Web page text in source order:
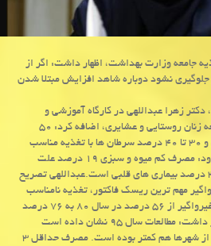
جامعه وزارت بهداشت، اظهار داشت: اگر از
نشود دوباره شاهد افزایش مبتلا شدن
زهرا عبداللهی در كارگاه آموزشی و
همایش ملی بهبود تغذیه در جامعه زنان روستایی و عشایری، اضافه كرد: ۵۰
درصد بیماری های قلبی و عروقی و ۳۰ تا ۴۰ درصد سرطان ها با تغذیه مناسب
قابل پیشگیری می باشند.وی افزود: مصرف كم میوه و سبزی ۱۹ درصد علت
گوارش و ۳۱ درصد بیماری های قلبی است.عبداللهی تصریح
غیرواگیر مهم ترین ریسك فاكتور، تغذیه نامناسب
است كه سبب شده بیماری های غیرواگیر از ۵۶ درصد در سال ۸۰ به ۷۶ درصد
در سال های اخیر برسد.وی اظهار داشت: مطالعات سال ۹۵ نشان داده است
مصرف سبزی و میوه در روستاها از شهرها هم كمتر بوده است. مصرف حداقل ۳